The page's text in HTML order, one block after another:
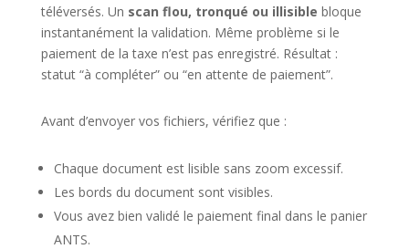
téléversés. Un scan flou, tronqué ou illisible bloque
instantanément la validation. Même problème si le
paiement de la taxe n’est pas enregistré. Résultat :
statut “à compléter” ou “en attente de paiement”.
Avant d’envoyer vos fichiers, vérifiez que :
Chaque document est lisible sans zoom excessif.
Les bords du document sont visibles.
Vous avez bien validé le paiement final dans le panier
ANTS.